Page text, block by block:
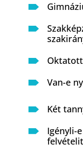
Van-e
Két
Igényli-
felvételit